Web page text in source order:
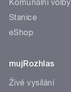
Komunální volby
Stanice
eShop
mujRozhlas
Živé vysílání